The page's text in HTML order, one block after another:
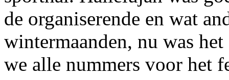
de organiserende en wat
wintermaanden, nu was
we alle nummers voor het